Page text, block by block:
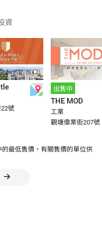
資
號
出售中
THE MOD
工業
觀塘偉業街207號
最低售價，有關售價的單位供